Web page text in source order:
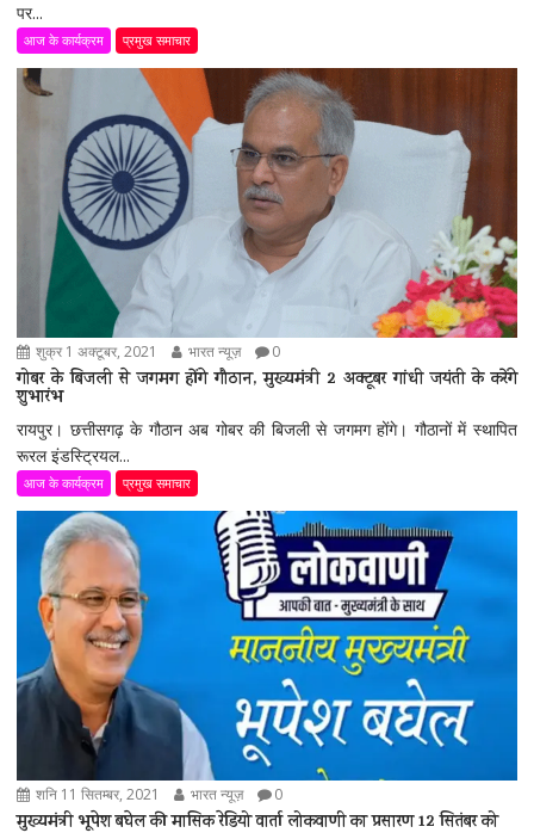
पर...
आज के कार्यक्रम प्रमुख समाचार
शुक्र 1 अक्टूबर, 2021 भारत न्यूज़ 0
गोबर के बिजली से जगमग होंगे गौठान, मुख्यमंत्री 2 अक्टूबर गांधी जयंती के करेंगे
शुभारंभ
रायपुर। छत्तीसगढ़ के गौठान अब गोबर की बिजली से जगमग होंगे। गौठानों में स्थापित
रूरल इंडस्ट्रियल...
आज के कार्यक्रम प्रमुख समाचार
शनि 11 सितम्बर, 2021 भारत न्यूज़ 0
मुख्यमंत्री भूपेश बघेल की मासिक रेडियो वार्ता लोकवाणी का प्रसारण 12 सितंबर को